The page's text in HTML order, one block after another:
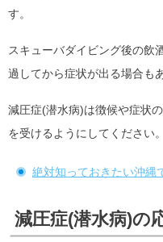
す。
スキューバダイビング後の飲
過してから症状が出る場合も
減圧症(潜水病)は徴候や症状
を受けるようにしてください。
絶対知っておきたい沖縄
減圧症(潜水病)の